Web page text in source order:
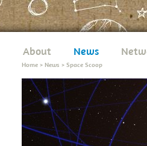
About News
Home > News > Space Scoop